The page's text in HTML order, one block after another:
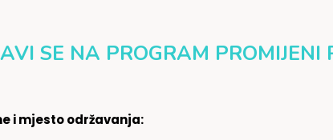
SE NA PROGRAM PROMIJENI
i mjesto održavanja: